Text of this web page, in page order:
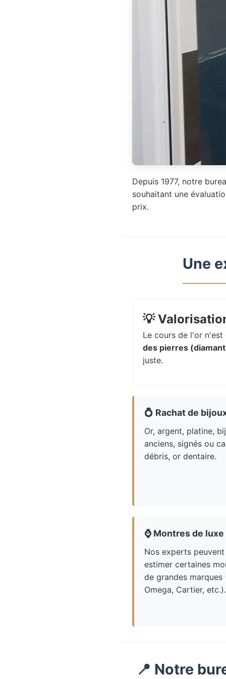
Depuis 1977, notre
souhaitant une
prix.
Une
💡
Le cours de l'or
des pierres
juste.
💍 Rachat de
Or, argent, platine,
anciens, signés ou
débris, or dentaire.
⌚ Montres de luxe
Nos experts peuvent
estimer certaines
de grandes marques
Omega, Cartier, etc.).
📍 Notre